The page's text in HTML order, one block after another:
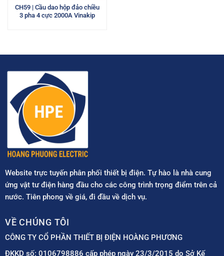
CH59 | Cầu dao hộp đảo chiều
3 pha 4 cực 2000A Vinakip
Website trực tuyến phân phối thiết bị điện. Tự hào là nhà cung
ứng vật tư điện hàng đầu cho các công trình trọng điểm trên cả
nước. Tiên phong về giá, đi đầu về dịch vụ.
VỀ CHÚNG TÔI
CÔNG TY CỔ PHẦN THIẾT BỊ ĐIỆN HOÀNG PHƯƠNG
ĐKKD số: 0106798886 cấp phép ngày 23/3/2015 do Sở Kế